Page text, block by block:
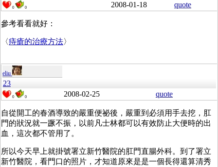
0 0 2008-01-18 quote
參考看看就好：
〈痔瘡的治療方法〉
eliu
23
0 0 2008-02-25 quote
自從開工的春酒導致的嚴重便祕後，嚴重到必須用手去挖，肛
門的狀況就一蹶不振，以前凡士林都可以有效防止大便時的出
血，這次都不管用了。
所以今天早上就掛號署立新竹醫院的肛門直腸外科。到了署立
新竹醫院，看門口的照片，才知道原來是是一個長得還算清秀